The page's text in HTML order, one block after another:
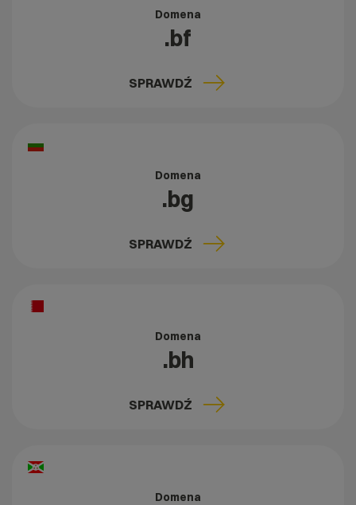
Domena
.bf
SPRAWDŹ
Domena
.bg
SPRAWDŹ
Domena
.bh
SPRAWDŹ
Domena